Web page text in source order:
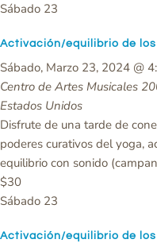
Sábado 23
Activación/equilibrio de
Sábado, Marzo 23, 2024 @
Centro de Artes Musicales
Estados Unidos
Disfrute de una tarde de
poderes curativos del yoga,
equilibrio con sonido
$30
Sábado 23
Activación/equilibrio de